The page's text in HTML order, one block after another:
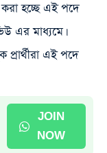
করা হচ্ছে এই পদে
এর মাধ্যমে।
এই পদে
JOIN
NOW